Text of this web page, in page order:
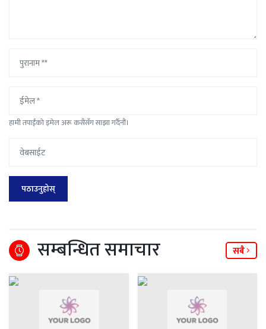
हामी तपाईंको इमेल अरू कसैसँग साझा गर्दैनौं।
सम्बन्धित समाचार सबै